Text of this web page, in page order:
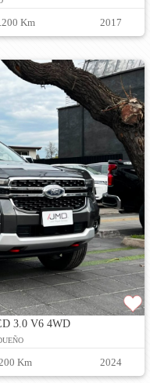
Km 2017
3.0 V6 4WD
Km 2024